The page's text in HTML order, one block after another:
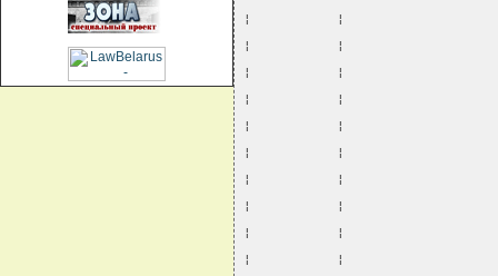
¦           ¦
¦           ¦
¦           ¦
¦           ¦
¦           ¦
¦           ¦
¦           ¦
¦           ¦
¦           ¦
¦           ¦